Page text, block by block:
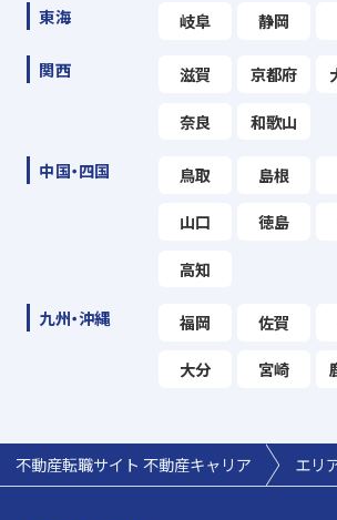
東海 岐阜 静岡
関西 滋賀 京都府
奈良 和歌山
中国・四国 鳥取 島根
山口 徳島
高知
九州・沖縄 福岡 佐賀
大分 宮崎
不動産転職サイト 不動産キャリア エリ